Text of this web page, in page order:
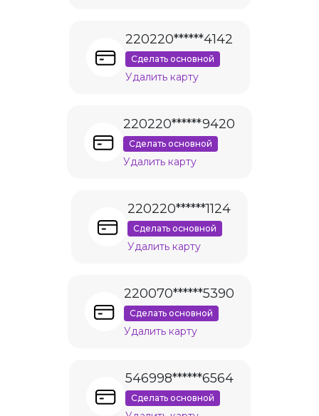
220220******4142
Сделать основной
Удалить карту
220220******9420
Сделать основной
Удалить карту
220220******1124
Сделать основной
Удалить карту
220070******5390
Сделать основной
Удалить карту
546998******6564
Сделать основной